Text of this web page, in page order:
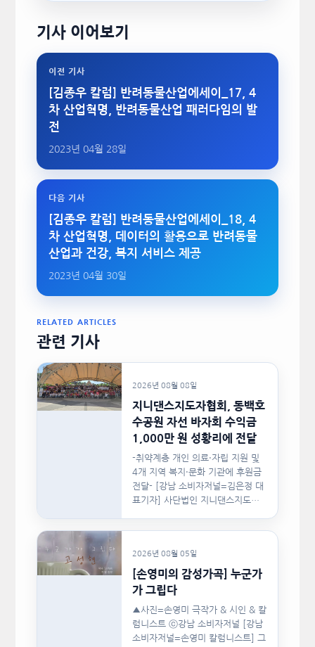
기사 이어보기
이전 기사
[김종우 칼럼] 반려동물산업에세이_17, 4
차 산업혁명, 반려동물산업 패러다임의 발
전
2023년 04월 28일
다음 기사
[김종우 칼럼] 반려동물산업에세이_18, 4
차 산업혁명, 데이터의 활용으로 반려동물
산업과 건강, 복지 서비스 제공
2023년 04월 30일
RELATED ARTICLES
관련 기사
2026년 08월 08일
지니댄스지도자협회, 동백호
수공원 자선 바자회 수익금
1,000만 원 성황리에 전달
-취약계층 개인 의료·자립 지원 및
4개 지역 복지·문화 기관에 후원금
전달- [강남 소비자저널=김은정 대
표기자] 사단법인 지니댄스지도자
지난…
2026년 08월 05일
[손영미의 감성가곡] 누군가
가 그립다
▲사진=손영미 극작가 & 시인 & 칼
럼니스트 ⓒ강남 소비자저널 [강남
소비자저널=손영미 칼럼니스트] 그